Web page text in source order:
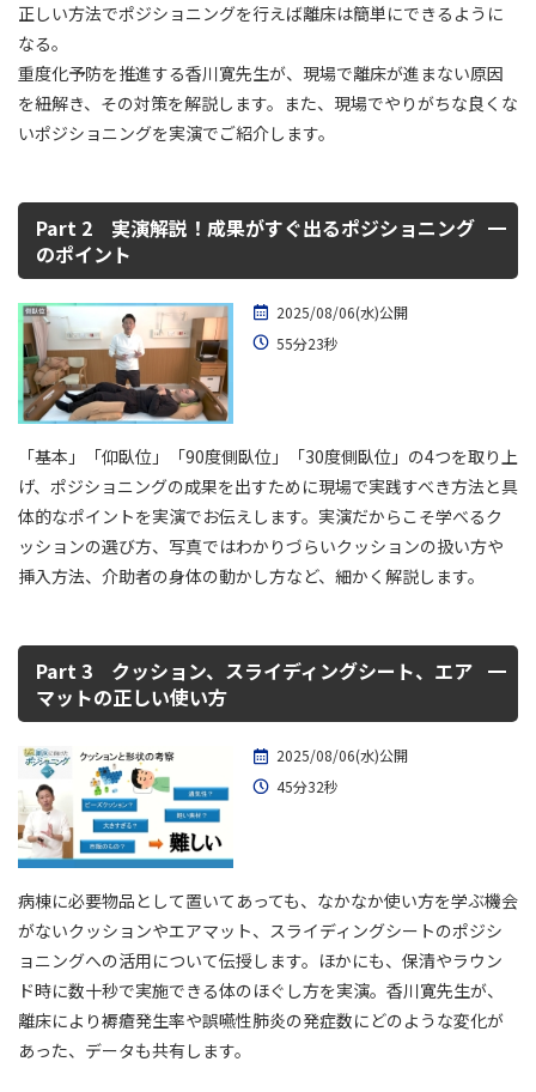
正しい方法でポジショニングを行えば離床は簡単にできるように
なる。
重度化予防を推進する香川寛先生が、現場で離床が進まない原因
を紐解き、その対策を解説します。また、現場でやりがちな良くな
いポジショニングを実演でご紹介します。
Part 2 実演解説！成果がすぐ出るポジショニング
のポイント
2025/08/06(水)公開
55分23秒
「基本」「仰臥位」「90度側臥位」「30度側臥位」の4つを取り上
げ、ポジショニングの成果を出すために現場で実践すべき方法と具
体的なポイントを実演でお伝えします。実演だからこそ学べるク
ッションの選び方、写真ではわかりづらいクッションの扱い方や
挿入方法、介助者の身体の動かし方など、細かく解説します。
Part 3 クッション、スライディングシート、エア
マットの正しい使い方
2025/08/06(水)公開
45分32秒
病棟に必要物品として置いてあっても、なかなか使い方を学ぶ機会
がないクッションやエアマット、スライディングシートのポジシ
ョニングへの活用について伝授します。ほかにも、保清やラウン
ド時に数十秒で実施できる体のほぐし方を実演。香川寛先生が、
離床により褥瘡発生率や誤嚥性肺炎の発症数にどのような変化が
あった、データも共有します。